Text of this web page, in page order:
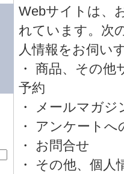
Webサイトは、
れています。次
人情報をお伺い
・ 商品、その
予約
・ メールマガ
・ アンケートへ
・ お問合せ
・ その他、個